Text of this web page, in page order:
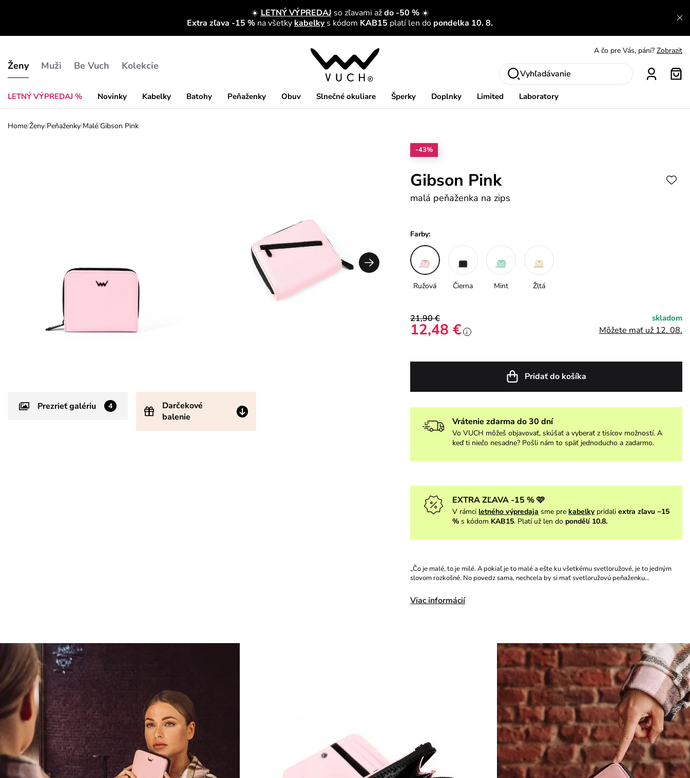
☀️ LETNÝ VÝPREDAJ so zľavami aždo -50 %☀️
Extra zľava -15 % na všetky kabelky s kódom KAB15 platí len do pondelka 10. 8.
Ženy
LETNÝ VÝPREDAJ % Novinky Kabelky Batohy Peňaženky Obuv Slnečné okuliare Šperky Doplnky Limited Laboratory
Muži Be Vuch Kolekcie
S čím chybu neurobíš? Pozri
Nech sa inšpirovať Zobraziť
Vyhľadávanie
Home/Ženy/Peňaženky/Malé/Gibson Pink
Prezrieť galériu 4
Darčekové
balenie
-43%
Gibson Pink
malá peňaženka na zips
Farby:
Ružová Čierna Mint Žltá
21,90 €
12,48 € i
skladom
Môžete mať už 12. 08.
Pridať do košíka
Vrátenie zdarma do 30 dní
Vo VUCH môžeš objavovať, skúšať a vyberať z tisícov možností. A
keď ti niečo nesadne? Pošli nám to späť jednoducho a zadarmo.
EXTRA ZĽAVA -15 % 🩷
V rámci letného výpredaja sme pre kabelky pridali extra zľavu −15
%s kódom KAB15. Platí už len do pondělí 10.8.
„Čo je malé, to je milé. A pokiaľ je to malé a ešte ku všetkému svetloružové, je to jedným
slovom rozkošné. No povedz sama, nechcela by si mať svetloružovú peňaženku…
Viac informácií